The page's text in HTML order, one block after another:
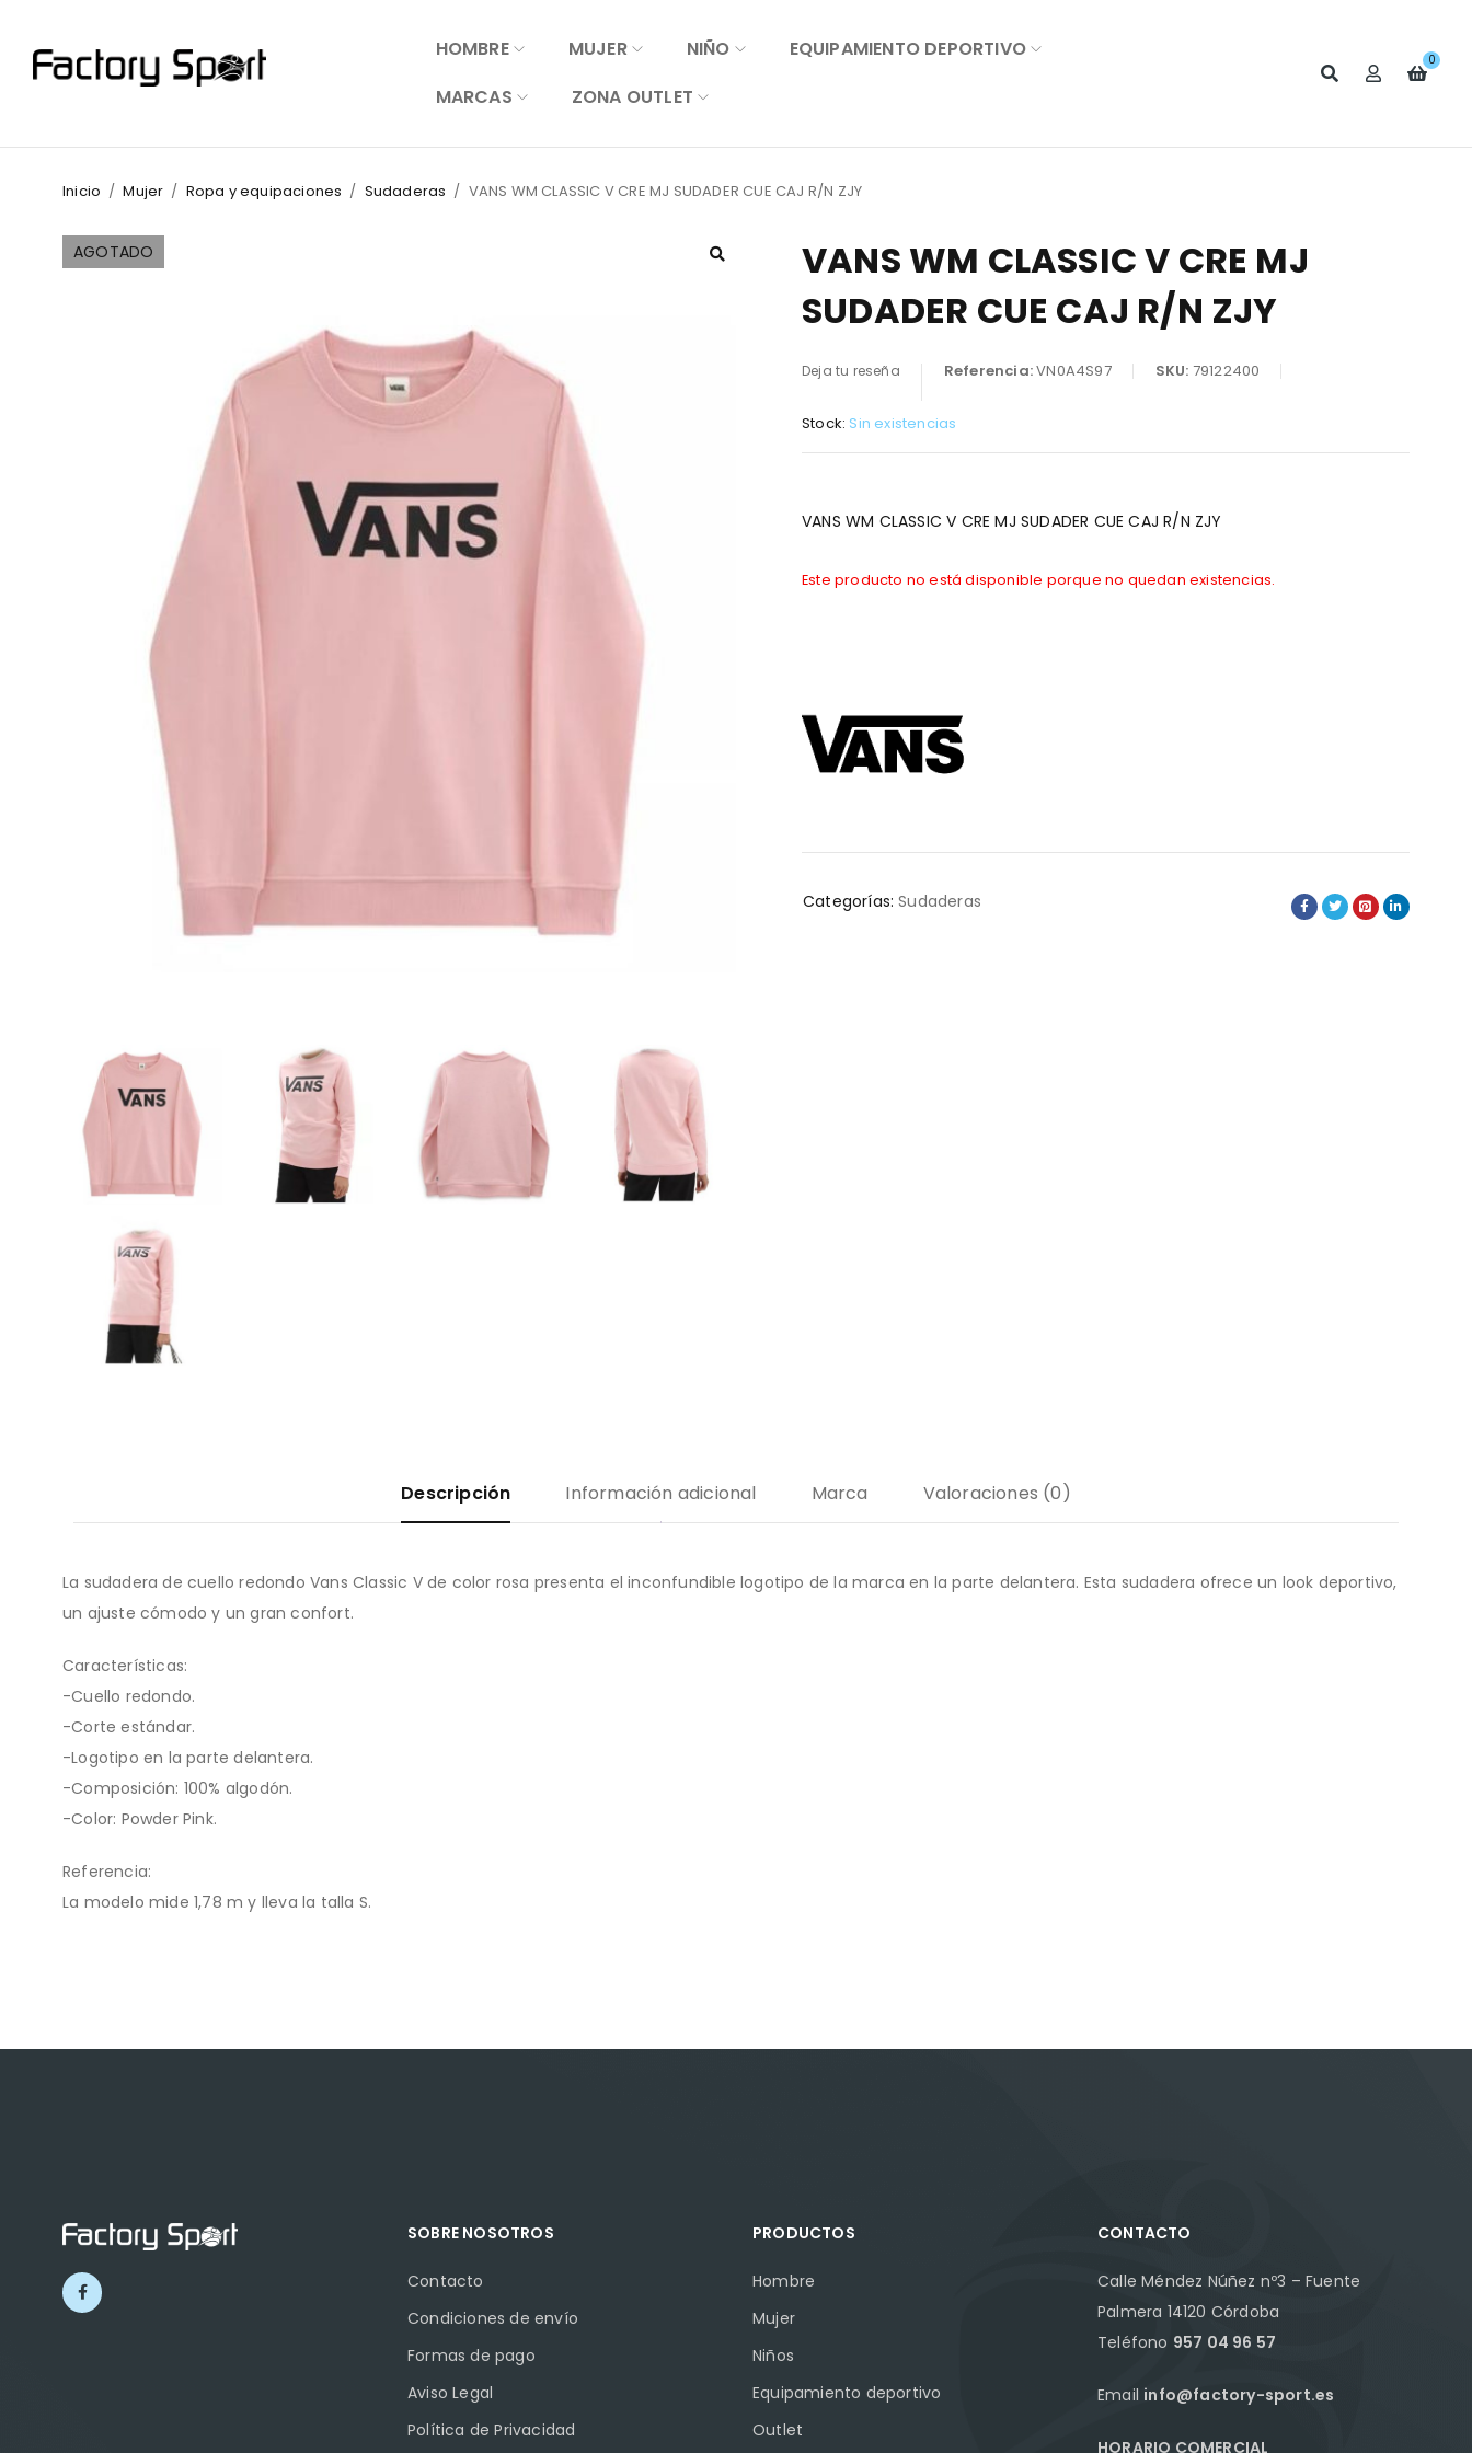
HOMBRE MUJER NIÑO
EQUIPAMIENTO DEPORTIVO
MARCAS
ZONA OUTLET
0
Inicio / Mujer / Ropa y equipaciones / Sudaderas / VANS WM CLASSIC V CRE MJ SUDADER CUE CAJ R/N ZJY
AGOTADO
VANS WM CLASSIC V CRE MJ
SUDADER CUE CAJ R/N ZJY
Deja tu reseña Referencia:VN0A4S97 SKU: 79122400
Stock: Sin existencias
VANS WM CLASSIC V CRE MJ SUDADER CUE CAJ R/N ZJY
Este producto no está disponible porque no quedan existencias.
Categorías: Sudaderas
Descripción Información adicional Marca Valoraciones (0)
La sudadera de cuello redondo Vans Classic V de color rosa presenta el inconfundible logotipo de la marca en la parte delantera. Esta sudadera ofrece un look deportivo,
un ajuste cómodo y un gran confort.
Características:
-Cuello redondo.
-Corte estándar.
-Logotipo en la parte delantera.
-Composición: 100% algodón.
-Color: Powder Pink.
Referencia:
La modelo mide 1,78 m y lleva la talla S.
SOBRE NOSOTROS
Contacto
Condiciones de envío
Formas de pago
Aviso Legal
Política de Privacidad
PRODUCTOS
Hombre
Mujer
Niños
Equipamiento deportivo
Outlet
CONTACTO
Calle Méndez Núñez nº3 – Fuente
Palmera 14120 Córdoba
Teléfono 957 04 96 57
Email info@factory-sport.es
HORARIO COMERCIAL